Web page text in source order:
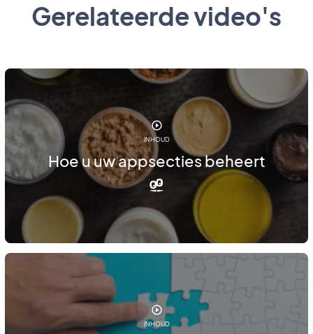
Gerelateerde video's
INHOUD
Hoe u uw appsecties beheert
INHOUD